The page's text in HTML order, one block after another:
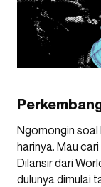
Ngomongin soal
harinya. Mau
Dilansir dari
dulunya dimulai